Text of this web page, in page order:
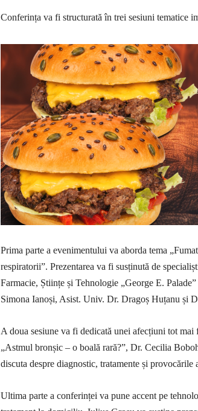
Conferința va fi structurată în trei sesiuni tematice
Prima parte a evenimentului va aborda tema
respiratorii”. Prezentarea va fi susținută de
Farmacie, Științe și Tehnologie „George E.
Simona Ianoși, Asist. Univ. Dr. Dragoș Huțanu și
A doua sesiune va fi dedicată unei afecțiuni tot
„Astmul bronșic – o boală rară?”, Dr. Cecilia
discuta despre diagnostic, tratamente și provocările
Ultima parte a conferinței va pune accent pe